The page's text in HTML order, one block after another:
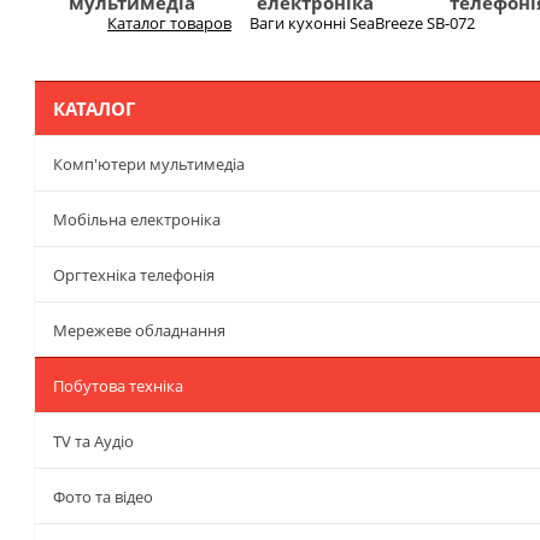
Каталог товаров Ваги кухонні SeaBreeze SB-072
КАТАЛОГ
Комп'ютери мультимедіа
Мобільна електроніка
Оргтехніка телефонія
Мережеве обладнання
Побутова техніка
TV та Аудіо
Фото та відео